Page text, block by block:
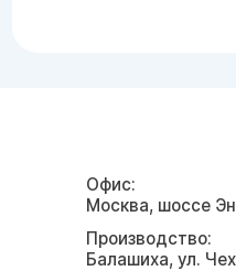
Офис:
Москва, шоссе
Производство:
Балашиха, ул.